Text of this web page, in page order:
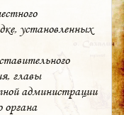
установленных
главы
администрации
органа